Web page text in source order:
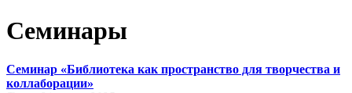
Семинары
Семинар «Библиотека как пространство для творчества и
коллаборации»